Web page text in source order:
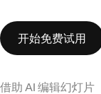
开始免费试用
借助 AI 编辑幻灯片